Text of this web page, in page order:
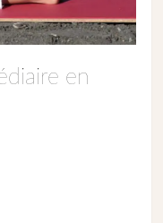
en